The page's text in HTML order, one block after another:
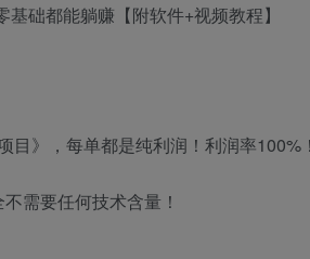
础都能躺赚【附软件+视频教程】
》，每单都是纯利润！利润率100%！
需要任何技术含量！